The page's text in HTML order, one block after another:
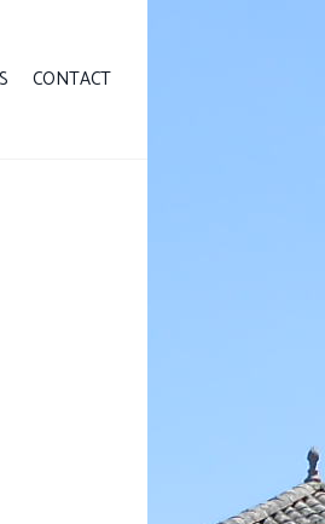
CONTACT